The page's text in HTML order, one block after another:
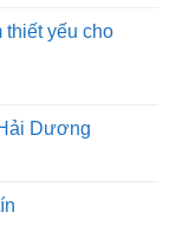
thiết yếu cho
Dương